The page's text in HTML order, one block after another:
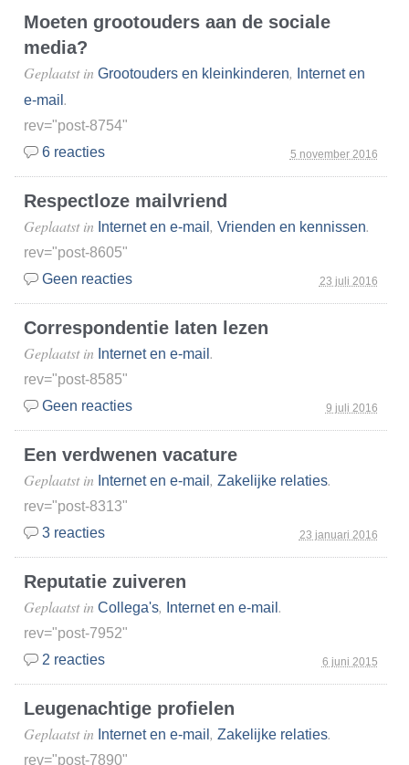
Moeten grootouders aan de sociale
media?
5 november 2016
Geplaatst in Grootouders en kleinkinderen,
Internet en
e-mail .
rev="post-8754"
6 reacties
Respectloze mailvriend
23 juli 2016
Geplaatst in Internet en e-mail , Vrienden en kennissen.
rev="post-8605"
Geen reacties
Correspondentie laten lezen
9 juli 2016
Geplaatst in Internet en e-mail .
rev="post-8585"
Geen reacties
Een verdwenen vacature
23 januari 2016
Geplaatst in Internet en e-mail , Zakelijke relaties.
rev="post-8313"
3 reacties
Reputatie zuiveren
6 juni 2015
Geplaatst in Collega's, Internet en e-mail .
rev="post-7952"
2 reacties
Leugenachtige profielen
Geplaatst in Internet en e-mail , Zakelijke relaties.
rev="post-7890"